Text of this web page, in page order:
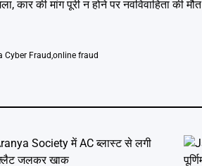
की मांग पूरी न होने पर नवविवाहिता की मौत
Cyber Fraud,online fraud